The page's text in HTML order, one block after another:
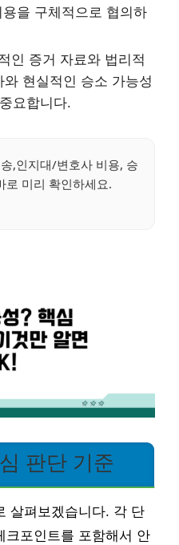
을 구체적으로 협의하
인 증거 자료와 법리적
현실적인 승소 가능성
요합니다.
,인지대/변호사 비용, 승
로 미리 확인하세요.
판단 기준
살펴보겠습니다. 각 단
크포인트를 포함해서 안